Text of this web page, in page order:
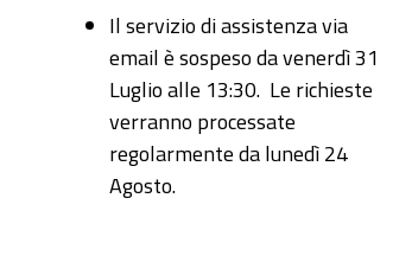
Il servizio di assistenza via
email è sospeso da venerdì 31
Luglio alle 13:30. Le richieste
verranno processate
regolarmente da lunedì 24
Agosto.